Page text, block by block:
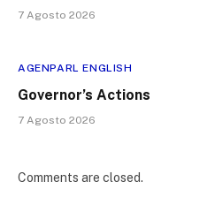
7 Agosto 2026
AGENPARL ENGLISH
Governor’s Actions
7 Agosto 2026
Comments are closed.